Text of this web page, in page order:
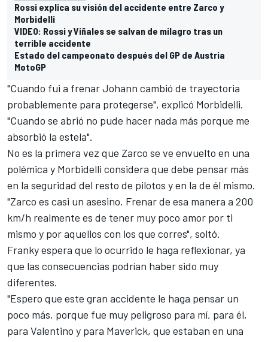
Rossi explica su visión del accidente entre Zarco y
Morbidelli
VIDEO: Rossi y Viñales se salvan de milagro tras un
terrible accidente
Estado del campeonato después del GP de Austria
MotoGP
"Cuando fui a frenar Johann cambió de trayectoria
probablemente para protegerse", explicó Morbidelli.
"Cuando se abrió no pude hacer nada más porque me
absorbió la estela".
No es la primera vez que Zarco se ve envuelto en una
polémica y Morbidelli considera que debe pensar más
en la seguridad del resto de pilotos y en la de él mismo.
"Zarco es casi un asesino. Frenar de esa manera a 200
km/h realmente es de tener muy poco amor por ti
mismo y por aquellos con los que corres", soltó.
Franky espera que lo ocurrido le haga reflexionar, ya
que las consecuencias podrían haber sido muy
diferentes.
"Espero que este gran accidente le haga pensar un
poco más, porque fue muy peligroso para mí, para él,
para Valentino y para Maverick, que estaban en una